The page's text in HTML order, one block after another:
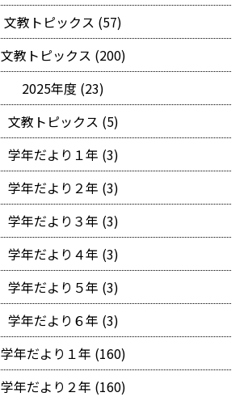
文教トピックス (57)
文教トピックス (200)
2025年度 (23)
文教トピックス (5)
学年だより１年 (3)
学年だより２年 (3)
学年だより３年 (3)
学年だより４年 (3)
学年だより５年 (3)
学年だより６年 (3)
学年だより１年 (160)
学年だより２年 (160)